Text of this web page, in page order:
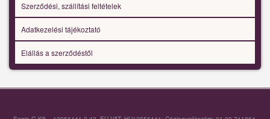
Szerződési, szállítási feltételek
Adatkezelési tájékoztató
Elállás a szerződéstől